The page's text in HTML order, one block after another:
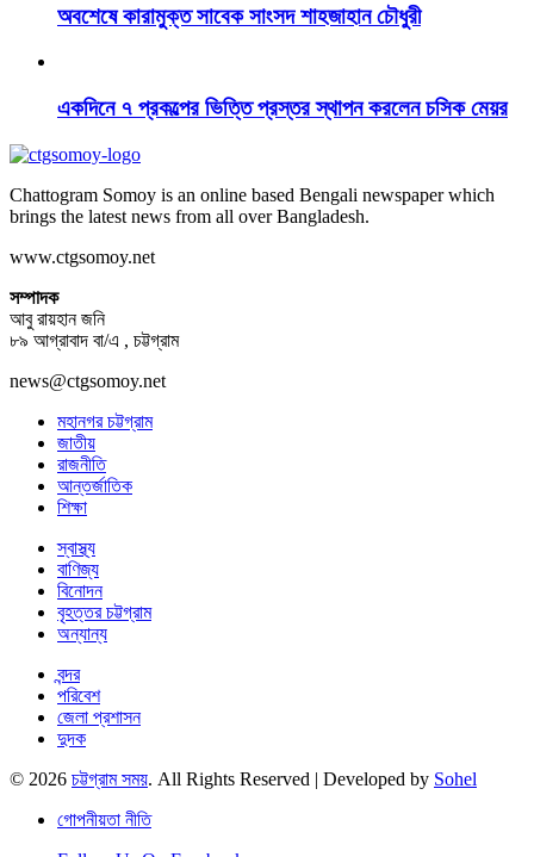
অবশেষে কারামুক্ত সাবেক সাংসদ শাহজাহান চৌধুরী
একদিনে ৭ প্রকল্পের ভিত্তি প্রস্তর স্থাপন করলেন চসিক মেয়র
Chattogram Somoy is an online based Bengali newspaper which
brings the latest news from all over Bangladesh.
www.ctgsomoy.net
সম্পাদক
আবু রায়হান জনি
৮৯ আগ্রাবাদ বা/এ , চট্টগ্রাম
news@ctgsomoy.net
মহানগর চট্টগ্রাম
জাতীয়
রাজনীতি
আন্তর্জাতিক
শিক্ষা
স্বাস্থ্য
বাণিজ্য
বিনোদন
বৃহত্তর চট্টগ্রাম
অন্যান্য
বন্দর
পরিবেশ
জেলা প্রশাসন
দুদক
© 2026 চট্টগ্রাম সময়. All Rights Reserved | Developed by Sohel
গোপনীয়তা নীতি